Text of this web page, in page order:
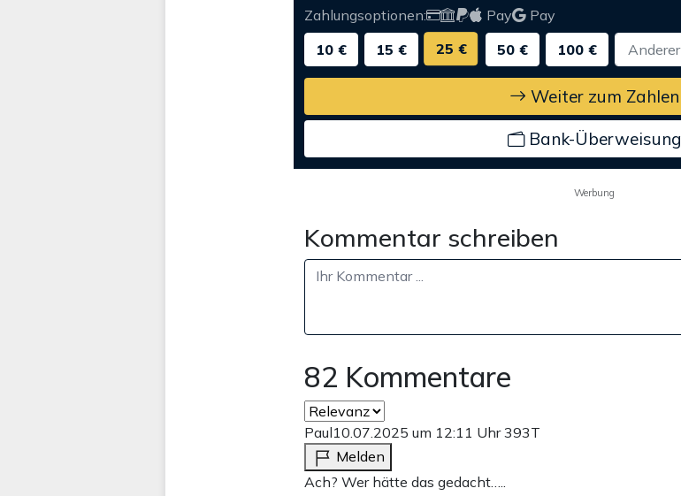
Zahlungsoptionen: Pay
Pay
10 €
15 € 25 € 50 € 100 €
Weiter zum Zahlen
Bank-Überweisung
Werbung
Kommentar schreiben
82 Kommentare
Paul10.07.2025 um 12:11 Uhr393T
Melden
Ach? Wer hätte das gedacht…..